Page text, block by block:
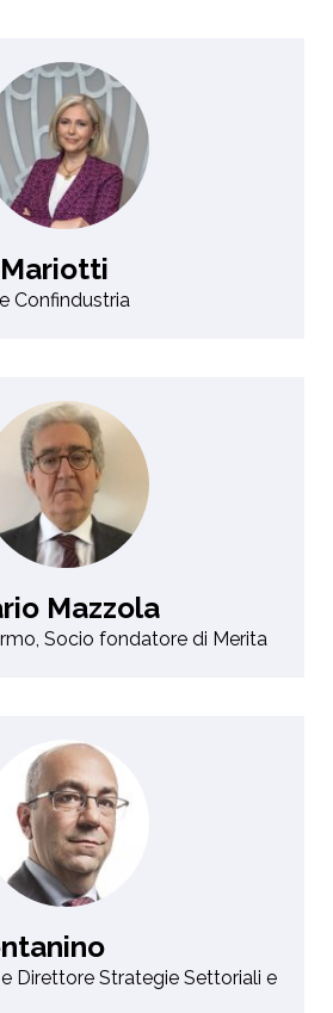
Confindustria
Mazzola
Socio fondatore di Merita
Direttore Strategie Settoriali e